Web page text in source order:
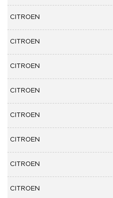
CITROEN
CITROEN
CITROEN
CITROEN
CITROEN
CITROEN
CITROEN
CITROEN